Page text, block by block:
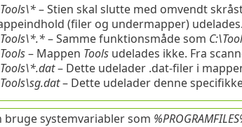
– Stien skal slutte med omvendt
(filer og undermapper) udelades.
– Samme funktionsmåde som
– Mappen Toolsudelades ikke. Fra
– Dette udelader .dat-filer i
– Dette udelader denne
bruge systemvariabler som